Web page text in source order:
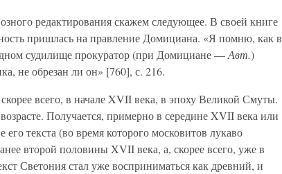
редактирования скажем следующее. В своей книге
пришлась на правление Домициана. «Я помню, как в
судилище прокуратор (при Домициане —Авт.)
не обрезан ли он» [760], с. 216.
всего, в начале XVII века, в эпоху Великой Смуты.
Получается, примерно в середине XVII века или
текста (во время которого московитов лукаво
второй половины XVII века, а, скорее всего, уже в
Светония стал уже восприниматься как древний, и